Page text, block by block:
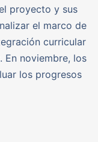
proyecto y sus
el marco de
curricular
En noviembre, los
los progresos